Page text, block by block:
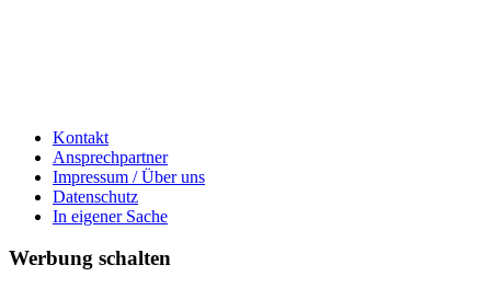
Kontakt
Ansprechpartner
Impressum / Über uns
Datenschutz
In eigener Sache
Werbung schalten